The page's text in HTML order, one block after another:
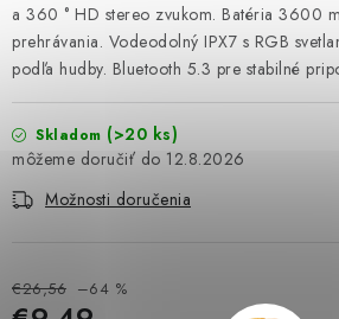
DROGÉRIA A KOZMETIKA
PRE DETI
AUTO-MOTO
K ZALISTOVÁNÍ NEBO VYMAZÁNÍ
a 360 ° HD stereo zvukom. Batéria 3600
prehrávania. Vodeodolný IPX7 s RGB
podľa hudby. Bluetooth 5.3 pre stabilné
Skladom (>20 ks)
12.8.2026
Možnosti doručenia
€26,56 –64 %